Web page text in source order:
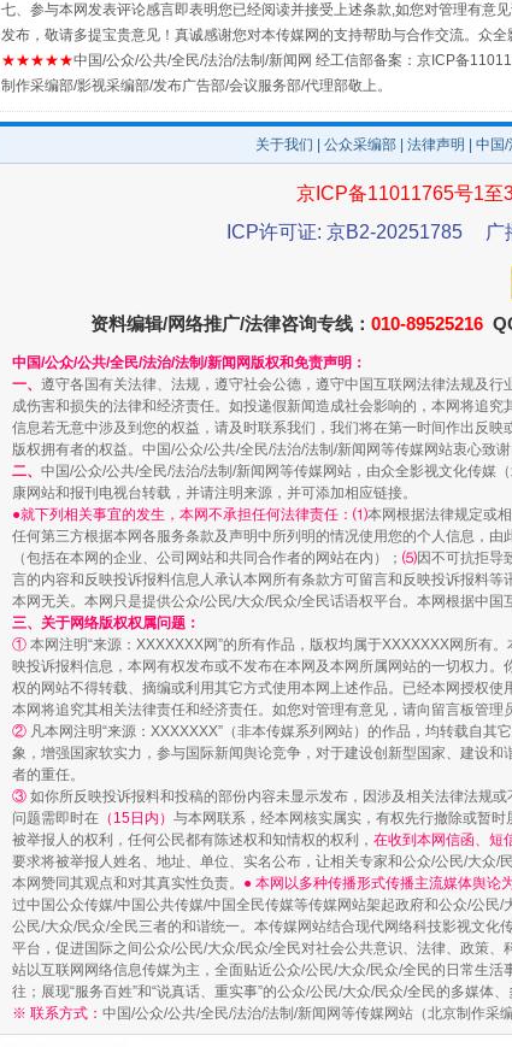
全民健身五年计划来了！等你上场
阿坝州三大球赛在茂县开幕 规模
国家大学科技园优化重塑工作
七、参与本网发表评论感言即表明您已经阅读并接受上述条款,如您对管理有
发布，敬请多提宝贵意见！真诚感谢您对本传媒网的支持帮助与合作交流。众
★★★★★中国/公众/公共/全民/法治/法制/新闻网 经工信部备案：京ICP备
制作采编部/影视采编部/发布广告部/会议服务部/代理部敬上。
关于我们 公众采编部 法律声明 | 中
京ICP备11011765号1至
ICP许可证: 京B2-20251785
广
资料编辑/网络推广/法律咨询专线： 010-89525216
中国/公众/公共/全民/法治/法制/新闻网版权和免责声明：
一、 遵守各国有关法律、法规，遵守社会公德，遵守中国互联网法律法规及
成伤害和损失的法律和经济责任。如投递假新闻造成社会影响的，本网将追
信息若无意中涉及到您的权益，请及时联系我们，我们将在第一时间作出反
版权拥有者的权益。中国/公众/公共/全民/法治/法制/新闻网等传媒网站衷心致谢
二、 中国/公众/公共/全民/法治/法制/新闻网等传媒网站，由众全影视文化传媒
康网站和报刊电视台转载，并请注明来源，并可添加相应链接。
●就下列相关事宜的发生，本网不承担任何法律责任：⑴本网根据法律规定或
任何第三方根据本网各服务条款及声明中所列明的情况使用您的个人信息，由
（包括在本网的企业、公司网站和共同合作者的网站在内）； ⑸因不可抗拒导
言的内容和反映投诉报料信息人承认本网所有条款方可留言和反映投诉报料
本网无关。本网只是提供公众/公民/大众/民众/全民话语权平台。本网根据中
三、关于网络版权权属问题：
① 本网注明“来源：XXXXXXX网”的所有作品，版权均属于XXXXXXX网所有
映投诉报料信息，本网有权发布或不发布在本网及本网所属网站的一切权力
权的网站不得转载、摘编或利用其它方式使用本网上述作品。已经本网授权
本网将追究其相关法律责任和经济责任。如您对管理有意见，请向留言板管理
② 凡本网注明“来源：XXXXXXX”（非本传媒系列网站）的作品，均转载自
象，增强国家软实力，参与国际新闻舆论竞争，对于建设创新型国家、建设
者的重任。
③ 如你所反映投诉报料和投稿的部份内容未显示发布，因涉及相关法律法规
问题需即时在 （15日内） 与本网联系，经本网核实属实，有权先行撤除或暂
被举报人的权利，任何公民都有陈述权和知情权的权利， 在收到本网信函、短
要求将被举报人姓名、地址、单位、实名公布，让相关专家和公众/公民/大众
本网赞同其观点和对其真实性负责。 ● 本网以多种传播形式传播主流媒体舆论
过中国公众传媒/中国公共传媒/中国全民传媒等传媒网站架起政府和公众/公
公民/大众/民众/全民三者的和谐统一。本传媒网站结合现代网络科技影视文
平台，促进国际之间公众/公民/大众/民众/全民对社会公共意识、法律、政策
站以互联网网络信息传媒为主，全面贴近公众/公民/大众/民众/全民的日常生
往；展现“服务百姓”和“说真话、重实事”的公众/公民/大众/民众/全民的多媒体、
※ 联系方式： 中国/公众/公共/全民/法治/法制/新闻网等传媒网站（北京制作采编